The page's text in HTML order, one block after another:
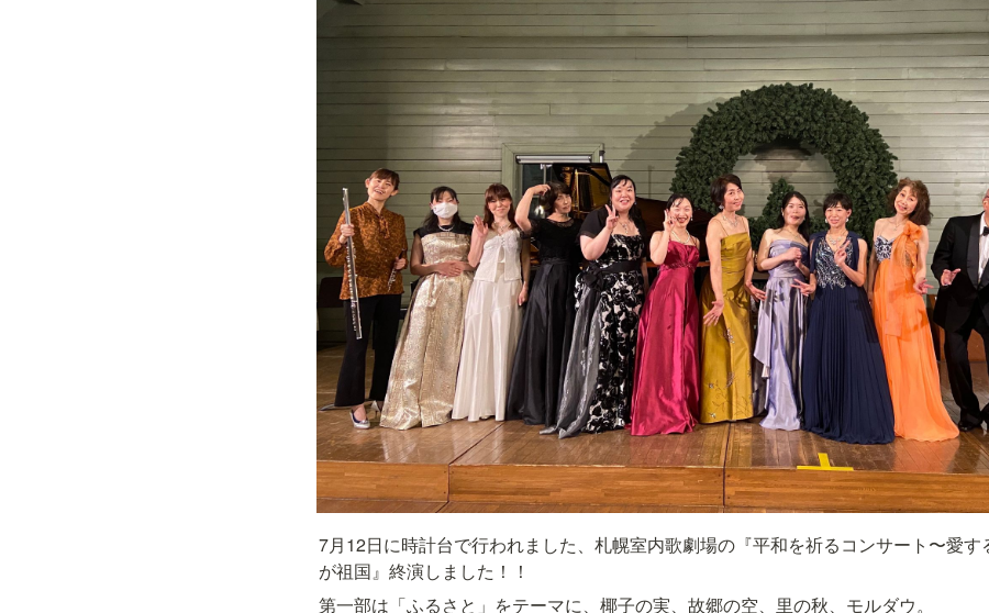
7月12日に時計台で行われました、札幌室内歌劇場の『平和を祈るコンサート〜愛す
が祖国』終演しました！！
第一部は「ふるさと」をテーマに、椰子の実、故郷の空、里の秋、モルダウ。